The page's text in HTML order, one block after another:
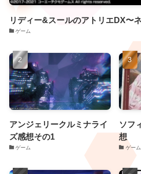
リディー&スールのアトリエDX〜
ゲーム
アンジェリークルミナライ
ズ感想その1
ゲーム
ソフ
想
ゲーム